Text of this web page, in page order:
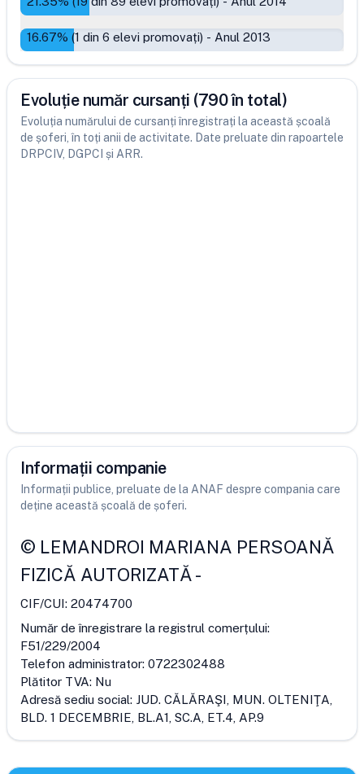
16.67% (1 din 6 elevi promovați) - Anul 2013
Evoluție număr cursanți (790 în total)
Evoluția numărului de cursanți înregistrați la această școală
de șoferi, în toți anii de activitate. Date preluate din rapoartele
DRPCIV, DGPCI și ARR.
Informații companie
Informații publice, preluate de la ANAF despre compania care
deține această școală de șoferi.
© LEMANDROI MARIANA PERSOANĂ
FIZICĂ AUTORIZATĂ-
CIF/CUI: 20474700
Număr de înregistrare la registrul comerțului:
F51/229/2004
Telefon administrator: 0722302488
Plătitor TVA: Nu
Adresă sediu social: JUD. CĂLĂRAŞI, MUN. OLTENIŢA,
BLD. 1 DECEMBRIE, BL.A1, SC.A, ET.4, AP.9